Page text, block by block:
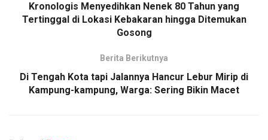
Kronologis Menyedihkan Nenek 80 Tahun yang
Tertinggal di Lokasi Kebakaran hingga Ditemukan
Gosong
Berita Berikutnya
Di Tengah Kota tapi Jalannya Hancur Lebur Mirip di
Kampung-kampung, Warga: Sering Bikin Macet